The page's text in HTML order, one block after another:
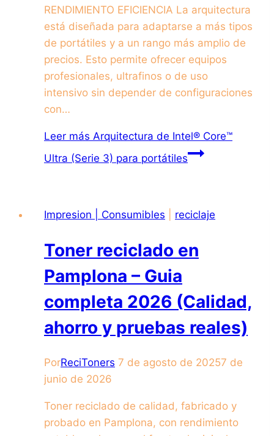
RENDIMIENTO EFICIENCIA La arquitectura
está diseñada para adaptarse a más tipos
de portátiles y a un rango más amplio de
precios. Esto permite ofrecer equipos
profesionales, ultrafinos o de uso
intensivo sin depender de configuraciones
con…
Leer más Arquitectura de Intel® Core™
Ultra (Serie 3) para portátiles
Impresion | Consumibles reciclaje
Toner reciclado en
Pamplona – Guia
completa 2026 (Calidad,
ahorro y pruebas reales)
PorReciToners 7 de agosto de 20257 de
junio de 2026
Toner reciclado de calidad, fabricado y
probado en Pamplona, con rendimiento